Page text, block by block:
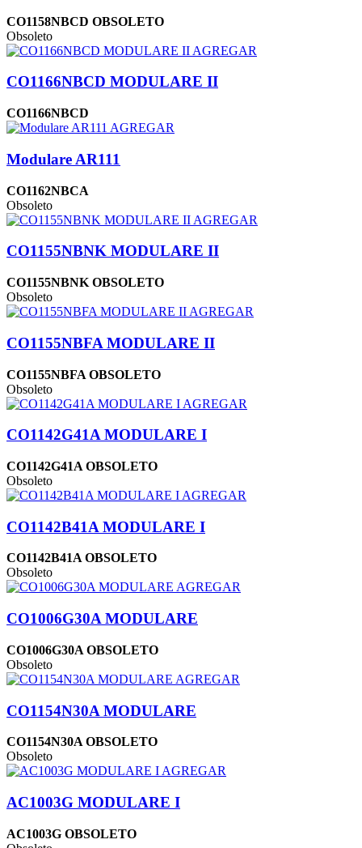
CO1158NBCD OBSOLETO
Obsoleto
AGREGAR
CO1166NBCD MODULARE II
CO1166NBCD
AGREGAR
Modulare AR111
CO1162NBCA
Obsoleto
AGREGAR
CO1155NBNK MODULARE II
CO1155NBNK OBSOLETO
Obsoleto
AGREGAR
CO1155NBFA MODULARE II
CO1155NBFA OBSOLETO
Obsoleto
AGREGAR
CO1142G41A MODULARE I
CO1142G41A OBSOLETO
Obsoleto
AGREGAR
CO1142B41A MODULARE I
CO1142B41A OBSOLETO
Obsoleto
AGREGAR
CO1006G30A MODULARE
CO1006G30A OBSOLETO
Obsoleto
AGREGAR
CO1154N30A MODULARE
CO1154N30A OBSOLETO
Obsoleto
AGREGAR
AC1003G MODULARE I
AC1003G OBSOLETO